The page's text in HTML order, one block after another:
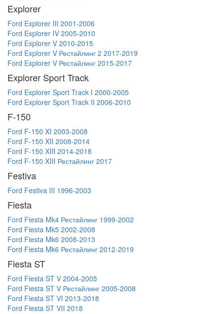
Explorer
Ford Explorer III 2001-2006
Ford Explorer IV 2005-2010
Ford Explorer V 2010-2015
Ford Explorer V Рестайлинг 2 2017-2019
Ford Explorer V Рестайлинг 2015-2017
Explorer Sport Track
Ford Explorer Sport Track I 2000-2005
Ford Explorer Sport Track II 2006-2010
F-150
Ford F-150 XI 2003-2008
Ford F-150 XII 2008-2014
Ford F-150 XIII 2014-2018
Ford F-150 XIII Рестайлинг 2017
Festiva
Ford Festiva III 1996-2003
Fiesta
Ford Fiesta Mk4 Рестайлинг 1999-2002
Ford Fiesta Mk5 2002-2008
Ford Fiesta Mk6 2008-2013
Ford Fiesta Mk6 Рестайлинг 2012-2019
Fiesta ST
Ford Fiesta ST V 2004-2005
Ford Fiesta ST V Рестайлинг 2005-2008
Ford Fiesta ST VI 2013-2018
Ford Fiesta ST VII 2018